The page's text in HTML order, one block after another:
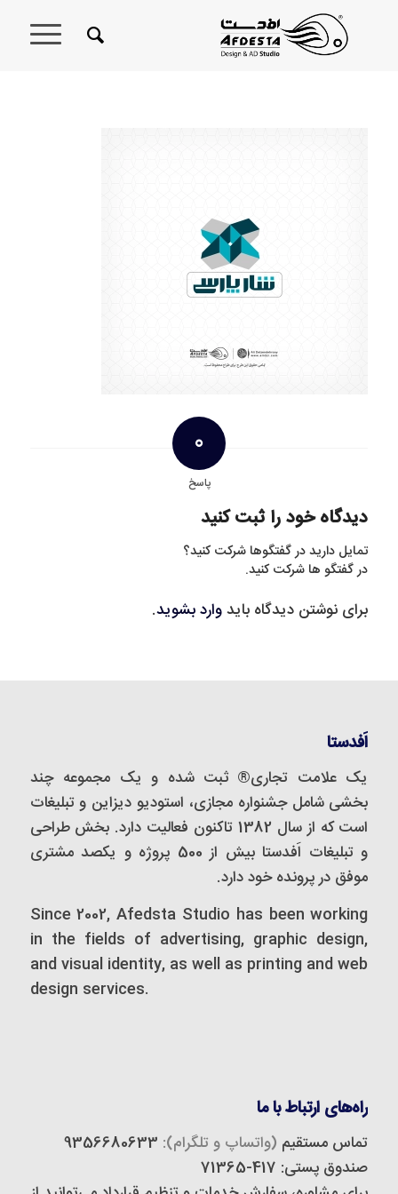
0
پاسخ
دیدگاه خود را ثبت کنید
تمایل دارید در گفتگوها شرکت کنید؟
در گفتگو ها شرکت کنید.
برای نوشتن دیدگاه بایدوارد بشوید.
اَفدستا
یک علامت تجاری® ثبت شده و یک مجموعه‌ چند
بخشی شامل جشنواره مجازی، استودیو دیزاین و تبلیغات
است که از سال 1382 تاکنون فعالیت دارد. بخش طراحی
و تبلیغات اَفدستا بیش از 500 پروژه و یکصد مشتری
موفق در پرونده خود دارد.
Since 2002, Afedsta Studio has been working
in the fields of advertising, graphic design,
and visual identity, as well as printing and web
design services.
راه‌های ارتباط با ما
تماس مستقیم (واتساپ و تلگرام):
صندوق پستی: 417-71365